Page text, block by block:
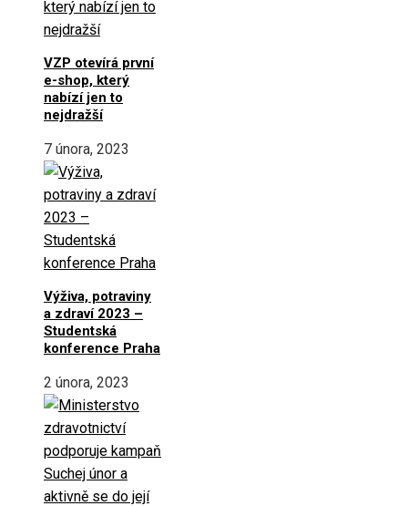
VZP otevírá první
e-shop, který
nabízí jen to
nejdražší
7 února, 2023
Výživa, potraviny
a zdraví 2023 –
Studentská
konference Praha
2 února, 2023